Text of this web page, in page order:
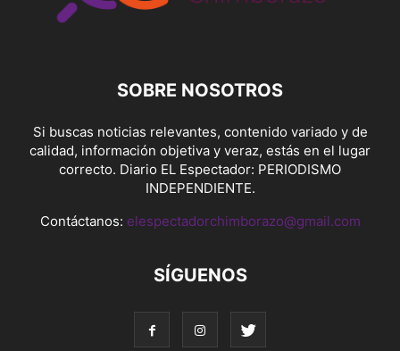
SOBRE NOSOTROS
Si buscas noticias relevantes, contenido variado y de
calidad, información objetiva y veraz, estás en el lugar
correcto. Diario EL Espectador: PERIODISMO
INDEPENDIENTE.
Contáctanos: elespectadorchimborazo@gmail.com
SÍGUENOS